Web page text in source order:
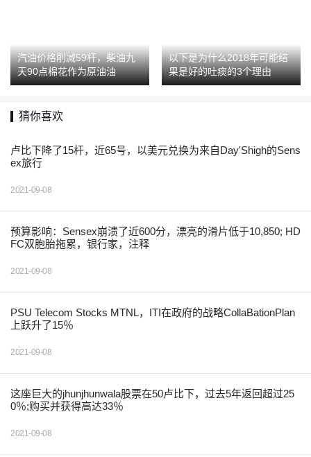
汽油价格削减59杆，柴油九
天90点棉花作为原油油
以下是为什么2018年可能结
果是好的吐痰的3个理由
猜你喜欢
卢比下降了15杆，近65号，以美元兑换为来自Day'Shigh的Sens
ex旅行
2021-09-08
预算影响：Sensex崩溃了近600分，漂亮的滑片低于10,850; HD
FC双胞胎拖累，银行家，注释
2021-09-08
PSU Telecom Stocks MTNL，ITI在政府的战略CollaBationPlan
上跃升了15％
2021-09-08
这座巨大的jhunjhunwala股票在50卢比下，过去5年返回超过25
0％;购买并获得高达33％
2021-09-08